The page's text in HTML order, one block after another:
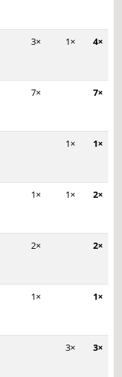
3× 1× 4×
7× 7×
1× 1×
1× 1× 2×
2× 2×
1× 1×
3× 3×